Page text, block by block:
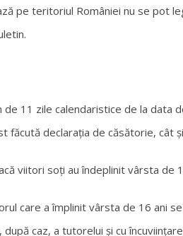
pe teritoriul României nu se pot
11 zile calendaristice de la data
făcută declarația de căsătorie, cât
viitori soți au îndeplinit vârsta de
care a împlinit vârsta de 16 ani
caz, a tutorelui și cu